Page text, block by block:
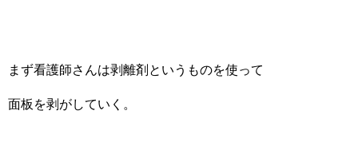
まず看護師さんは剥離剤というものを使って
面板を剥がしていく。